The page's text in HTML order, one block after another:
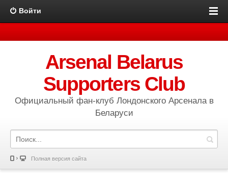
Войти
Arsenal Belarus
Supporters Club
Официальный фан-клуб Лондонского Арсенала в
Беларуси
Полная версия сайта